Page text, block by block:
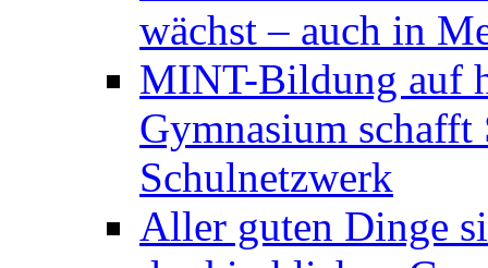
wächst – auch in
MINT-Bildung auf
Gymnasium
Schulnetzwerk
Aller guten Dinge